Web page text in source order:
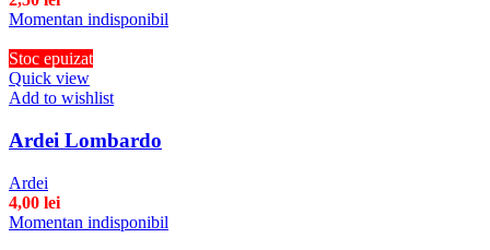
Momentan indisponibil
Stoc epuizat
Quick view
Add to wishlist
Ardei Lombardo
Ardei
4,00 lei
Momentan indisponibil